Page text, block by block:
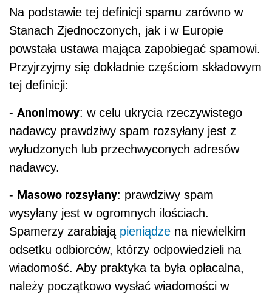
Na podstawie tej definicji spamu zarówno w
Stanach Zjednoczonych, jak i w Europie
powstała ustawa mająca zapobiegać spamowi.
Przyjrzyjmy się dokładnie częściom składowym
tej definicji:
- Anonimowy: w celu ukrycia rzeczywistego
nadawcy prawdziwy spam rozsyłany jest z
wyłudzonych lub przechwyconych adresów
nadawcy.
- Masowo rozsyłany: prawdziwy spam
wysyłany jest w ogromnych ilościach.
Spamerzy zarabiają pieniądze na niewielkim
odsetku odbiorców, którzy odpowiedzieli na
wiadomość. Aby praktyka ta była opłacalna,
należy początkowo wysłać wiadomości w